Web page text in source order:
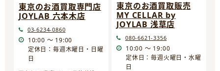
東京のお酒買取専門店
JOYLAB 六本木店
03-6234-0860
10:00 ～ 19:00
定休日：毎週木曜日・日曜
日
東京のお酒買取販売
MY CELLAR by
JOYLAB 浅草店
080-6621-3356
10:00 ～ 19:00
定休日：毎週火曜日・水曜
日